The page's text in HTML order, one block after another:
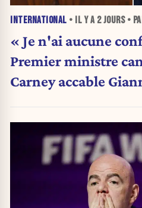
INTERNATIONAL • IL Y A 2 JOURS•
« Je n'ai aucune
Premier ministre
Carney accable